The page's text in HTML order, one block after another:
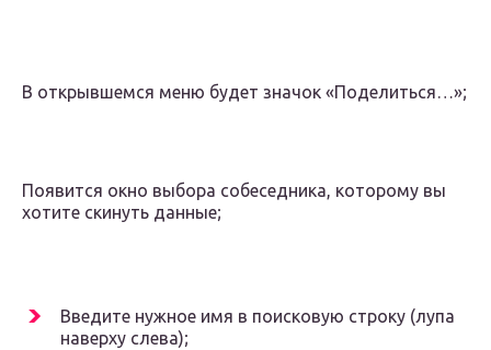
В открывшемся меню будет значок «Поделиться…»;
Появится окно выбора собеседника, которому вы
хотите скинуть данные;
Введите нужное имя в поисковую строку (лупа
наверху слева);